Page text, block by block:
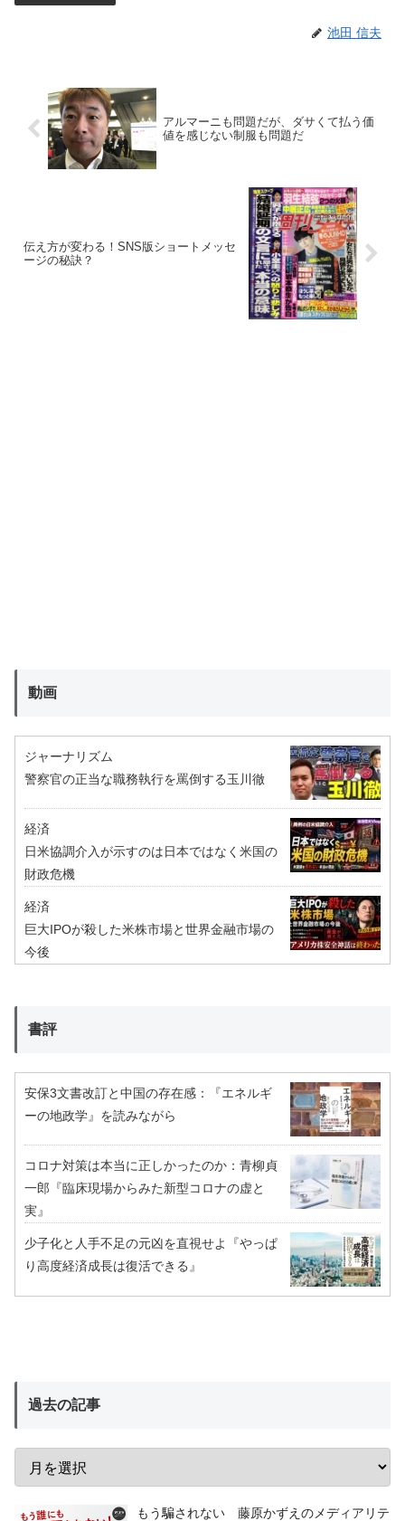
池田 信夫
アルマーニも問題だが、ダサくて払う価
値を感じない制服も問題だ
伝え方が変わる！SNS版ショートメッセ
ージの秘訣？
動画
ジャーナリズム
警察官の正当な職務執行を罵倒する玉川徹
経済
日米協調介入が示すのは日本ではなく米国の
財政危機
経済
巨大IPOが殺した米株市場と世界金融市場の
今後
書評
安保3文書改訂と中国の存在感：『エネルギ
ーの地政学』を読みながら
コロナ対策は本当に正しかったのか：青柳貞
一郎『臨床現場からみた新型コロナの虚と
実』
少子化と人手不足の元凶を直視せよ『やっぱ
り高度経済成長は復活できる』
過去の記事
もう騙されない 藤原かずえのメディアリテ